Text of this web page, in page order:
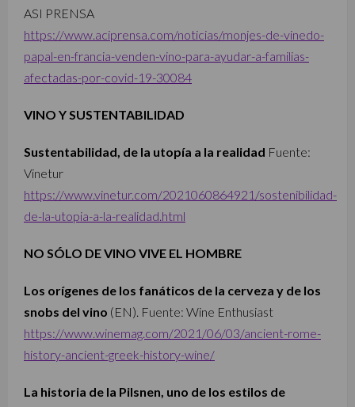
ASI PRENSA
https://www.aciprensa.com/noticias/monjes-de-vinedo-
papal-en-francia-venden-vino-para-ayudar-a-familias-
afectadas-por-covid-19-30084
VINO Y SUSTENTABILIDAD
Sustentabilidad, de la utopía a la realidad Fuente:
Vinetur
https://www.vinetur.com/2021060864921/sostenibilidad-
de-la-utopia-a-la-realidad.html
NO SÓLO DE VINO VIVE EL HOMBRE
Los orígenes de los fanáticos de la cerveza y de los
snobs del vino (EN). Fuente: Wine Enthusiast
https://www.winemag.com/2021/06/03/ancient-rome-
history-ancient-greek-history-wine/
La historia de la Pilsnen, uno de los estilos de